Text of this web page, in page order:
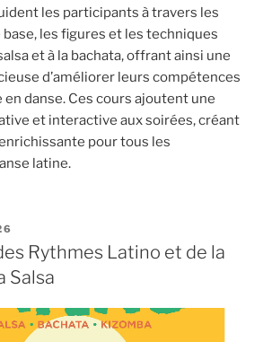
les participants à travers les
les figures et les techniques
et à la bachata, offrant ainsi une
d’améliorer leurs compétences
danse. Ces cours ajoutent une
et interactive aux soirées, créant
pour tous les
latine.
Rythmes Latino et de la
Salsa